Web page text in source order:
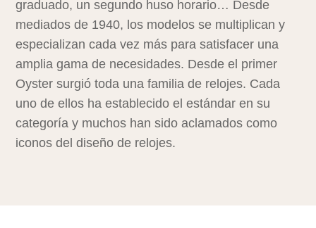
graduado, un segundo huso horario… Desde
mediados de 1940, los modelos se multiplican y
especializan cada vez más para satisfacer una
amplia gama de necesidades. Desde el primer
Oyster surgió toda una familia de relojes. Cada
uno de ellos ha establecido el estándar en su
categoría y muchos han sido aclamados como
iconos del diseño de relojes.